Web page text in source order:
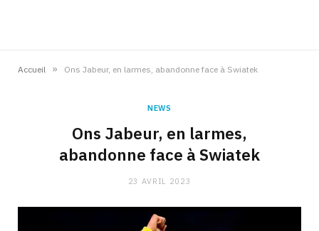
Accueil » Ons Jabeur, en larmes, abandonne face à Swiatek
NEWS
Ons Jabeur, en larmes,
abandonne face à Swiatek
23 AVRIL 2023